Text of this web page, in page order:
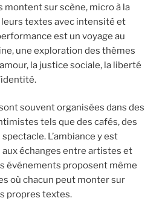
montent sur scène, micro à la
textes avec intensité et
est un voyage au
une exploration des thèmes
la justice sociale, la liberté
souvent organisées dans des
tels que des cafés, des
L’ambiance y est
échanges entre artistes et
événements proposent même
où chacun peut monter sur
propres textes.